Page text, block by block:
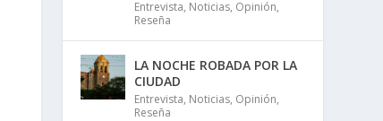
Entrevista, Noticias, Opinión,
Reseña
LA NOCHE ROBADA POR LA
CIUDAD
Entrevista, Noticias, Opinión,
Reseña